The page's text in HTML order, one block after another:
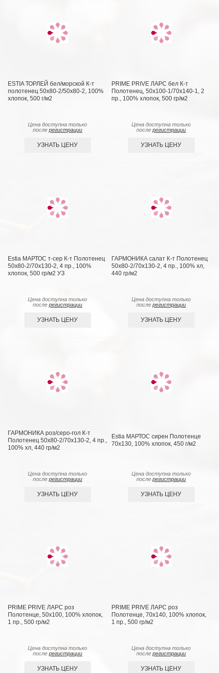
ESTIA ТОРЛЕЙ бел/морской К-т
полотенец 50х80-2/50х80-2, 100%
хлопок, 500 г/м2
Цена доступна только
послерегистрации
УЗНАТЬ ЦЕНУ
PRIME PRIVE ЛАРС бел К-т
Полотенец, 50x100-1/70х140-1, 2
пр., 100% хлопок, 500 гр/м2
Цена доступна только
послерегистрации
УЗНАТЬ ЦЕНУ
Estia МАРТОС т-сер К-т Полотенец
50х80-2/70х130-2, 4 пр., 100%
хлопок, 500 гр/м2 УЗ
Цена доступна только
послерегистрации
УЗНАТЬ ЦЕНУ
ГАРМОНИКА салат К-т Полотенец
50х80-2/70х130-2, 4 пр., 100% хл,
440 гр/м2
Цена доступна только
послерегистрации
УЗНАТЬ ЦЕНУ
ГАРМОНИКА роз/серо-гол К-т
Полотенец 50х80-2/70х130-2, 4 пр.,
100% хл, 440 гр/м2
Цена доступна только
послерегистрации
УЗНАТЬ ЦЕНУ
Estia МАРТОС сирен Полотенце
70х130, 100% хлопок, 450 г/м2
Цена доступна только
послерегистрации
УЗНАТЬ ЦЕНУ
PRIME PRIVE ЛАРС роз
Полотенце, 50x100, 100% хлопок,
1 пр., 500 гр/м2
Цена доступна только
послерегистрации
УЗНАТЬ ЦЕНУ
PRIME PRIVE ЛАРС роз
Полотенце, 70х140, 100% хлопок,
1 пр., 500 гр/м2
Цена доступна только
послерегистрации
УЗНАТЬ ЦЕНУ